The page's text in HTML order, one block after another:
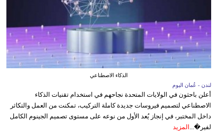
الذكاء الاصطناعي
لندن - عُمان اليوم
أعلن باحثون في الولايات المتحدة نجاحهم في استخدام تقنيات الذكاء
الاصطناعي لتصميم فيروسات جديدة كاملة التركيب، تمكنت من العمل والتكاثر
داخل المختبر، في إنجاز يُعد الأول من نوعه على مستوى تصميم الجينوم الكامل
لفير�... المزيد